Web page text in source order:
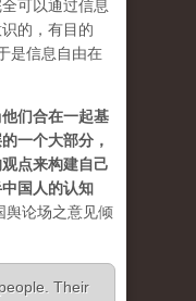
可以通过信息
的，有目的
是信息自由在
他们合在一起基
一个大部分，
点来构建自己
国人的认知
论场之意见倾
Their